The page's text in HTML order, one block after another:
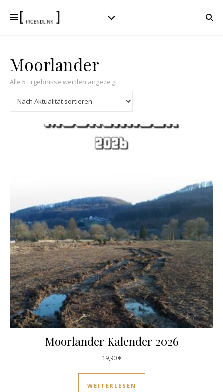
Moorlander
Alle 5 Ergebnisse werden angezeigtNach Aktualität sortiert
Moorlander Kalender 2026
19,90€
WEITERLESEN